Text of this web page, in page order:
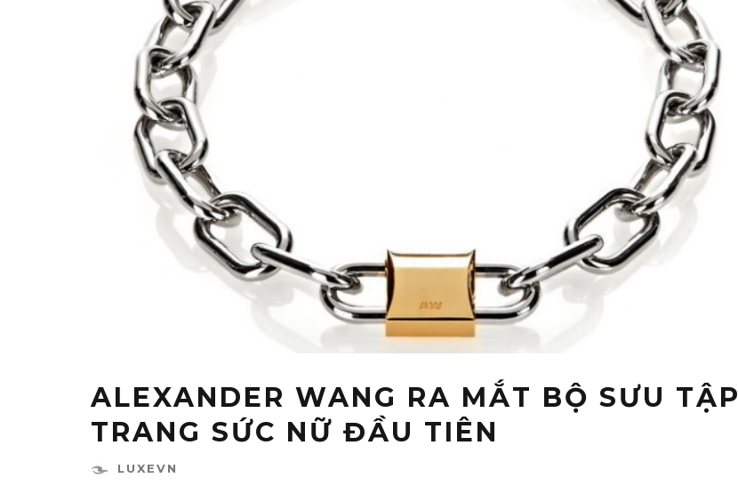
ALEXANDER WANG RA MẮT BỘ SƯU TẬP
TRANG SỨC NỮ ĐẦU TIÊN
LUXEVN